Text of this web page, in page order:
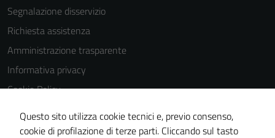
Segnalazione disservizio
Richiesta assistenza
Amministrazione trasparente
Informativa privacy
Cookie Policy
Note legali
Dichiarazione di accessibilità
Questo sito utilizza cookie tecnici e, previo consenso,
cookie di profilazione di terze parti. Cliccando sul tasto